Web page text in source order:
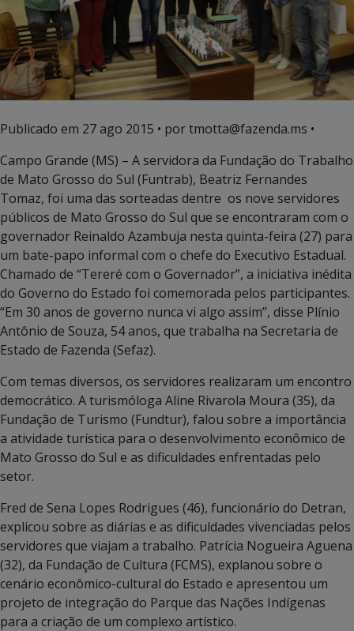
Publicado em 27 ago 2015 • por tmotta@fazenda.ms •
Campo Grande (MS) – A servidora da Fundação do Trabalho
de Mato Grosso do Sul (Funtrab), Beatriz Fernandes
Tomaz, foi uma das sorteadas dentre os nove servidores
públicos de Mato Grosso do Sul que se encontraram com o
governador Reinaldo Azambuja nesta quinta-feira (27) para
um bate-papo informal com o chefe do Executivo Estadual.
Chamado de “Tereré com o Governador”, a iniciativa inédita
do Governo do Estado foi comemorada pelos participantes.
“Em 30 anos de governo nunca vi algo assim”, disse Plínio
Antônio de Souza, 54 anos, que trabalha na Secretaria de
Estado de Fazenda (Sefaz).
Com temas diversos, os servidores realizaram um encontro
democrático. A turismóloga Aline Rivarola Moura (35), da
Fundação de Turismo (Fundtur), falou sobre a importância
a atividade turística para o desenvolvimento econômico de
Mato Grosso do Sul e as dificuldades enfrentadas pelo
setor.
Fred de Sena Lopes Rodrigues (46), funcionário do Detran,
explicou sobre as diárias e as dificuldades vivenciadas pelos
servidores que viajam a trabalho. Patrícia Nogueira Aguena
(32), da Fundação de Cultura (FCMS), explanou sobre o
cenário econômico-cultural do Estado e apresentou um
projeto de integração do Parque das Nações Indígenas
para a criação de um complexo artístico.